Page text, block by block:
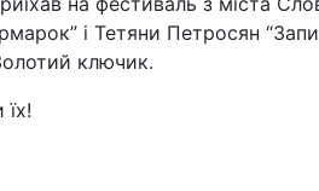
і Тетяни Петросян
ключик.